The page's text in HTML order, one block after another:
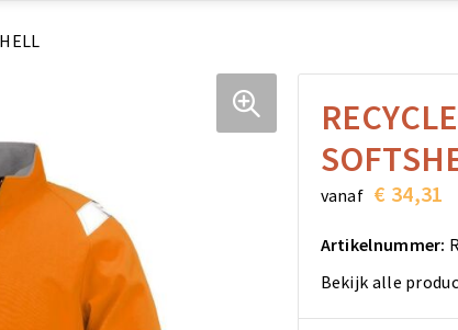
vanaf € 34,31
Artikelnummer:
Bekijk alle